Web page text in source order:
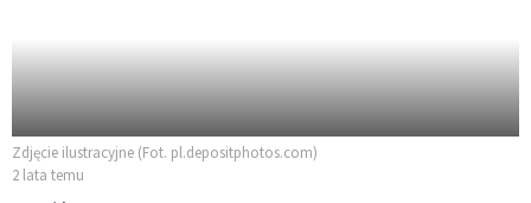
Zdjęcie ilustracyjne (Fot. pl.depositphotos.com)
2 lata temu